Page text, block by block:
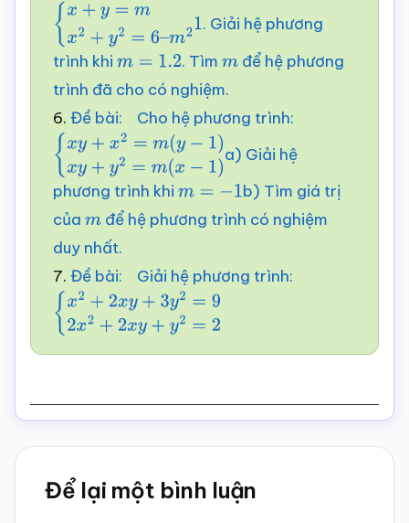
{x y = x2 2
–
m2
1. Giải hệ phương
trình khi m=1. 2. Tìmm để hệ phương
trình đã cho có nghiệm.
6. Đề bài: Cho hệ phương trình:
{x y+ 2 = m −1)xy 2 =m (x−1 )
a) Giải hệ
phương trình khi m=−1
b) Tìm giá trị
của mđể hệ phương trình có nghiệm
duy nhất.
7. Đề bài: Giải hệ phương trình:
{x2+2 x +3y 2 = 92 +2
Reader
Interactions
Để lại một bình luận